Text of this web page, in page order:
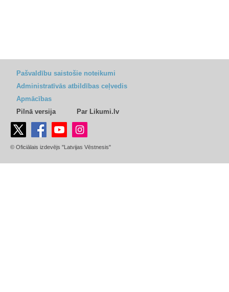
Pašvaldību saistošie noteikumi
Administratīvās atbildības ceļvedis
Apmācības
Pilnā versija
Par Likumi.lv
© Oficiālais izdevējs "Latvijas Vēstnesis"